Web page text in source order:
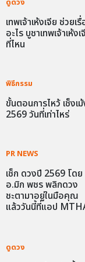
เทพเจ้าเห้งเจีย ช่วยเ
อะไร บูชาเทพเจ้าเห้งเ
ที่ไหน
พิธีกรรม
ขั้นตอนการไหว้ เช็งเ
2569 วันที่เท่าไหร่
PR NEWS
เช็ก ดวงปี 2569 โดย
อ.มิก พชร พลิกดวง
ชะตามาอยู่ในมือคุณ
แล้ววันนี้ที่แอป
ดูดวง